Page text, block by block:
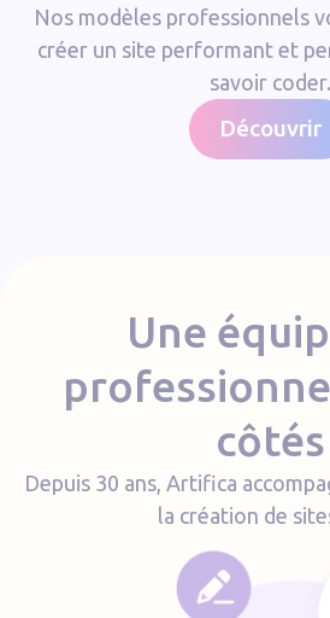
Nos modèles professionnels
créer un site performant et
savoir coder.
Découvrir
Une
côtés
Depuis 30 ans, Artifica
la création de